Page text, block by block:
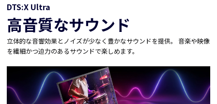
DTS:X Ultra
高音質なサウンド
立体的な音響効果とノイズが少なく豊かなサウンドを提供。 音楽や映像
を繊細かつ迫力のあるサウンドで楽しめます。